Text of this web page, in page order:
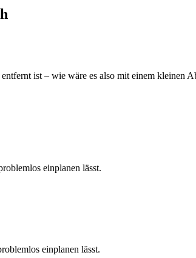
ist – wie wäre es also mit einem kleinen
einplanen lässt.
einplanen lässt.